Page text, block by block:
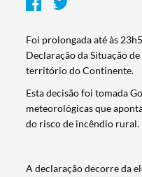
Foi prolongada até às
Declaração da Situação
território do Continente.
Esta decisão foi tomada
meteorológicas que
do risco de incêndio rural.
A declaração decorre da